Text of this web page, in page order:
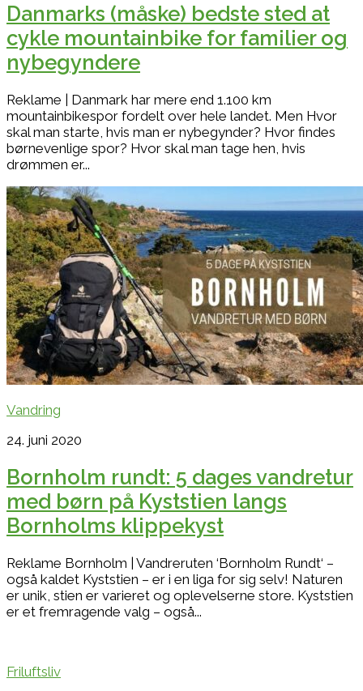
Danmarks (måske) bedste sted at
cykle mountainbike for familier og
nybegyndere
Reklame | Danmark har mere end 1.100 km
mountainbikespor fordelt over hele landet. Men Hvor
skal man starte, hvis man er nybegynder? Hvor findes
børnevenlige spor? Hvor skal man tage hen, hvis
drømmen er...
Vandring
24. juni 2020
Bornholm rundt: 5 dages vandretur
med børn på Kyststien langs
Bornholms klippekyst
Reklame Bornholm | Vandreruten ‘Bornholm Rundt‘ –
også kaldet Kyststien – er i en liga for sig selv! Naturen
er unik, stien er varieret og oplevelserne store. Kyststien
er et fremragende valg – også...
Friluftsliv